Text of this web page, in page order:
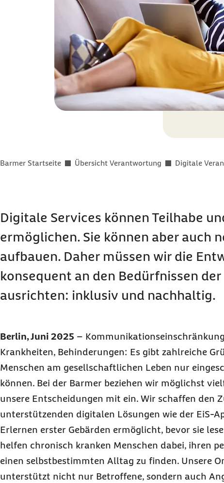
Sie befinden sich hier:
Barmer Startseite Übersicht Verantwortung Digitale
Digitale Services können Teilhabe
ermöglichen. Sie können aber auch
aufbauen. Daher müssen wir die
konsequent an den Bedürfnissen
ausrichten: inklusiv und nachhaltig.
Berlin, Juni 2025 –
Krankheiten, Behinderungen: Es gibt zahlreiche
Menschen am gesellschaftlichen Leben nur
können. Bei der Barmer beziehen wir möglichst
unsere Entscheidungen mit ein. Wir schaffen den
unterstützenden digitalen Lösungen wie der EiS-
Erlernen erster Gebärden ermöglicht, bevor sie
helfen chronisch kranken Menschen dabei, ihren
einen selbstbestimmten Alltag zu finden. Unsere
unterstützt nicht nur Betroffene, sondern auch